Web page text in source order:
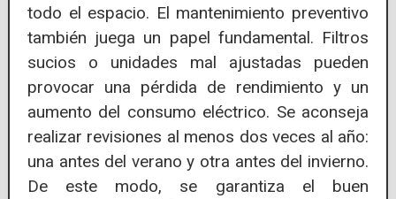
todo el espacio. El mantenimiento preventivo
también juega un papel fundamental. Filtros
sucios o unidades mal ajustadas pueden
provocar una pérdida de rendimiento y un
aumento del consumo eléctrico. Se aconseja
realizar revisiones al menos dos veces al año:
una antes del verano y otra antes del invierno.
De este modo, se garantiza el buen